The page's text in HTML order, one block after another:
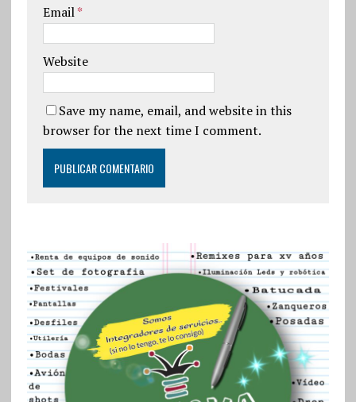
Email*
Website
Save my name, email, and website in this
browser for the next time I comment.